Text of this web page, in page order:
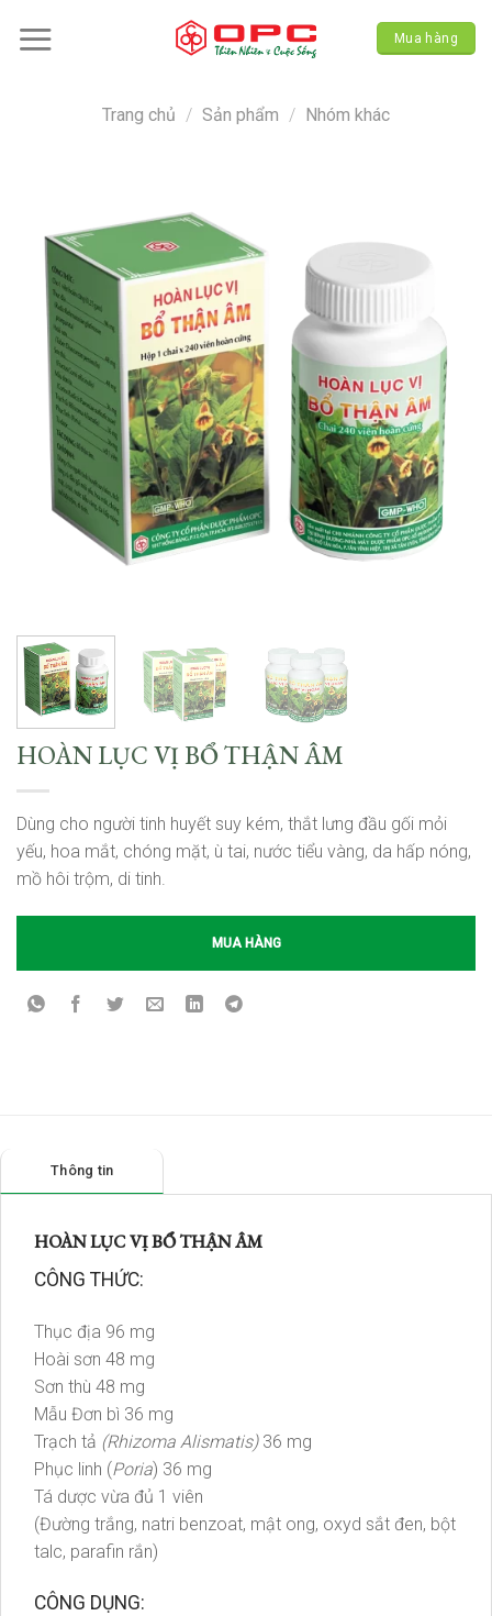
Mua hàng
Trang chủ / Sản phẩm / Nhóm khác
HOÀN LỤC VỊ BỔ THẬN ÂM
Dùng cho người tinh huyết suy kém, thắt lưng đầu gối mỏi
yếu, hoa mắt, chóng mặt, ù tai, nước tiểu vàng, da hấp nóng,
mồ hôi trộm, di tinh.
MUA HÀNG
Thông tin
HOÀN LỤC VỊ BỔ THẬN ÂM
CÔNG THỨC:
Thục địa 96 mg
Hoài sơn 48 mg
Sơn thù 48 mg
Mẫu Đơn bì 36 mg
Trạch tả (Rhizoma Alismatis)36 mg
Phục linh (Poria) 36 mg
Tá dược vừa đủ 1 viên
(Đường trắng, natri benzoat, mật ong, oxyd sắt đen, bột
talc, parafin rắn)
CÔNG DỤNG: